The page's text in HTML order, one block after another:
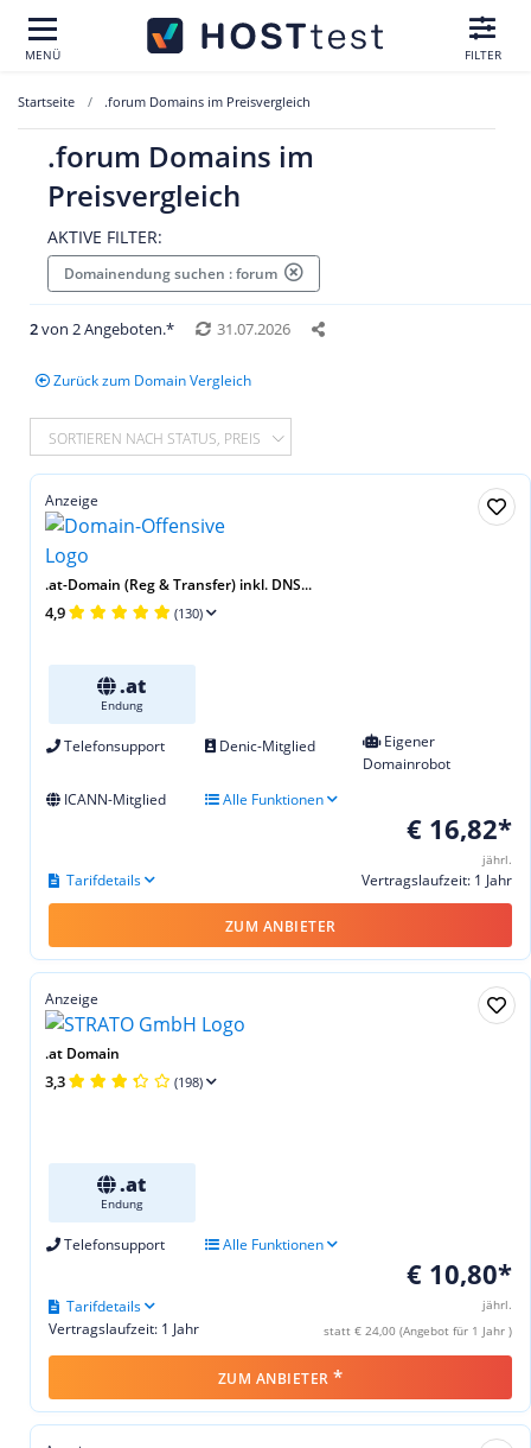
MENÜ FILTER
Startseite .forum Domains im Preisvergleich
.forum Domains im
Preisvergleich
AKTIVE FILTER:
Domainendung suchen : forum
2von 2 Angeboten.* 31.07.2026
Zurück zum Domain Vergleich
SORTIEREN NACH STATUS, PREIS
Anzeige
.at-Domain (Reg & Transfer) inkl. DNS...
4,9 (130)
.at
Endung
Telefonsupport Denic-Mitglied
Eigener
Domainrobot
ICANN-Mitglied
Alle Funktionen
€ 16,82*
jährl.
Vertragslaufzeit: 1 Jahr
Tarifdetails
ZUM ANBIETER
Anzeige
.at Domain
3,3 (198)
.at
Endung
Telefonsupport Alle Funktionen
€ 10,80*
jährl.
statt € 24,00 (Angebot für 1 Jahr )
Vertragslaufzeit: 1 Jahr
Tarifdetails
ZUM ANBIETER *